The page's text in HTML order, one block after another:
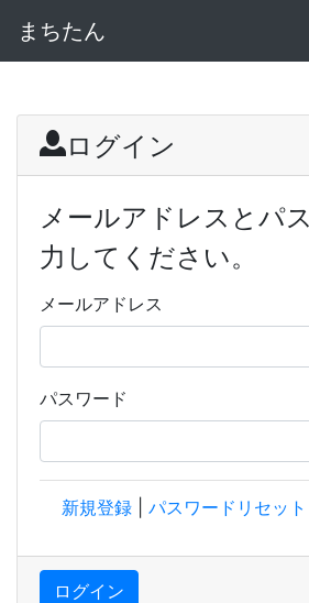
まちたん
ログイン
メールアドレスとパ
力してください。
メールアドレス
パスワード
新規登録 パスワードリセット
ログイン